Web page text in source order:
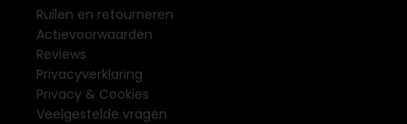
Ruilen en retourneren
Actievoorwaarden
Reviews
Privacyverklaring
Privacy & Cookies
Veelgestelde vragen